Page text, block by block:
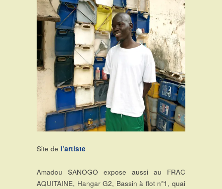
Site de l’artiste
Amadou SANOGO expose aussi au FRAC
AQUITAINE, Hangar G2, Bassin à flot n°1, quai